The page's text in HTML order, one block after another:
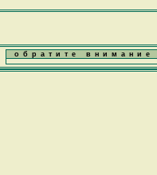
обратите внимание